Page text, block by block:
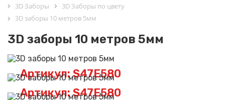
3D Заборы
3D Заборы по цвету
3D заборы 10 метров 5мм
3D заборы 10 метров 5мм
Артикул: S47E580
Артикул: S47E580